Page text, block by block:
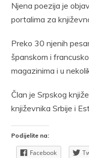
Njena poezija je
portalima za
Preko 30 njenih
španskom i
magazinima i u
Član je Srpskog
književnika Srbije i
Podijelite na:
Facebook